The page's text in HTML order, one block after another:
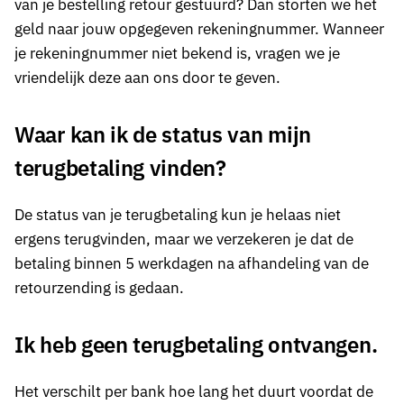
van je bestelling retour gestuurd? Dan storten we het
geld naar jouw opgegeven rekeningnummer. Wanneer
je rekeningnummer niet bekend is, vragen we je
vriendelijk deze aan ons door te geven.
Waar kan ik de status van mijn
terugbetaling vinden?
De status van je terugbetaling kun je helaas niet
ergens terugvinden, maar we verzekeren je dat de
betaling binnen 5 werkdagen na afhandeling van de
retourzending is gedaan.
Ik heb geen terugbetaling ontvangen.
Het verschilt per bank hoe lang het duurt voordat de